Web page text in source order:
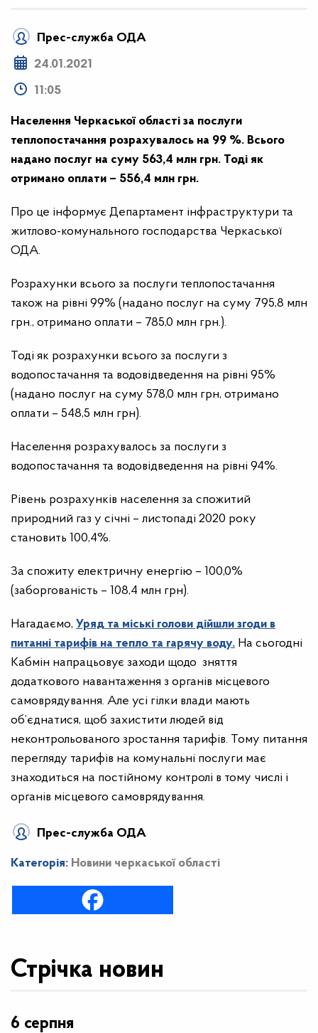
Прес-служба ОДА
24.01.2021
11:05
Населення Черкаської області за послуги
теплопостачання розрахувалось на 99 %. Всього
надано послуг на суму 563,4 млн грн. Тоді як
отримано оплати – 556,4 млн грн.
Про це інформує Департамент інфраструктури та
житлово-комунального господарства Черкаської
ОДА.
Розрахунки всього за послуги теплопостачання
також на рівні 99% (надано послуг на суму 795,8 млн
грн., отримано оплати – 785,0 млн грн.).
Тоді як розрахунки всього за послуги з
водопостачання та водовідведення на рівні 95%
(надано послуг на суму 578,0 млн грн, отримано
оплати – 548,5 млн грн).
Населення розрахувалось за послуги з
водопостачання та водовідведення на рівні 94%.
Рівень розрахунків населення за спожитий
природний газ у січні – листопаді 2020 року
становить 100,4%.
За спожиту електричну енергію – 100,0%
(заборгованість – 108,4 млн грн).
Нагадаємо, Уряд та міські голови дійшли згоди в
питанні тарифів на тепло та гарячу воду. На сьогодні
Кабмін напрацьовує заходи щодо зняття
додаткового навантаження з органів місцевого
самоврядування. Але усі гілки влади мають
об’єднатися, щоб захистити людей від
неконтрольованого зростання тарифів. Тому питання
перегляду тарифів на комунальні послуги має
знаходиться на постійному контролі в тому числі і
органів місцевого самоврядування.
Прес-служба ОДА
Категорія: Новини черкаської області
Стрічка новин
6 серпня